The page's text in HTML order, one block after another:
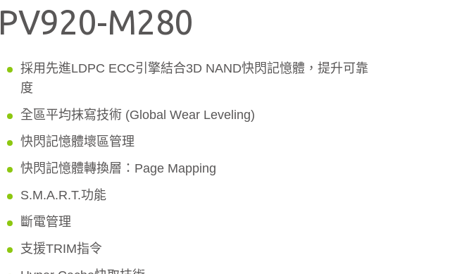
了解更多
資料。了解更多
PV920-M280
採用先進LDPC ECC引擎結合3D NAND快閃記憶體，提升可靠
度
全區平均抹寫技術 (Global Wear Leveling)
快閃記憶體壞區管理
快閃記憶體轉換層：Page Mapping
S.M.A.R.T.功能
斷電管理
支援TRIM指令